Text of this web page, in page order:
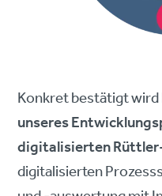
Konkret bestätigt
unseres
digitalisierten
digitalisierten